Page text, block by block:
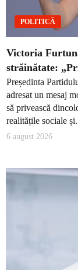
POLITICĂ
Victoria
străinătate:
Președinta
adresat un mesaj
să privească
realitățile sociale
6 august 2026